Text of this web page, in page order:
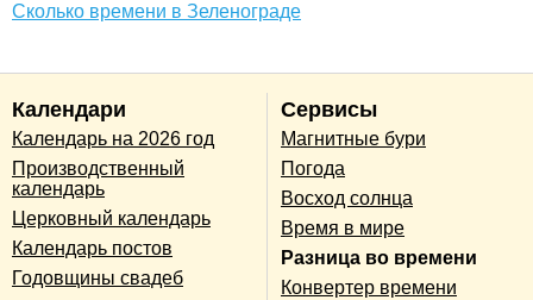
Сколько времени в Зеленограде
Календари
Календарь на 2026 год
Производственный
календарь
Церковный календарь
Календарь постов
Годовщины свадеб
Сервисы
Магнитные бури
Погода
Восход солнца
Время в мире
Разница во времени
Конвертер времени